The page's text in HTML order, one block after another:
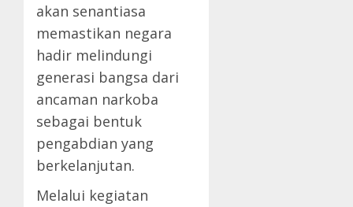
akan senantiasa
memastikan negara
hadir melindungi
generasi bangsa dari
ancaman narkoba
sebagai bentuk
pengabdian yang
berkelanjutan.
Melalui kegiatan